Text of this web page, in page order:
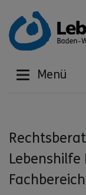
Menü
Lebenshilfe